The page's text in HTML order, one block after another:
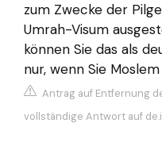
zum Zwecke der
Umrah-Visum
können Sie das als
nur, wenn Sie Moslem
Antrag auf Entfernung
vollständige Antwort auf